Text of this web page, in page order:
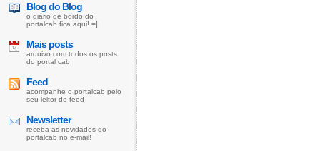
Blog do Blog
o diário de bordo do
portalcab fica aqui! =]
Mais posts
arquivo com todos os posts
do portal cab
Feed
acompanhe o portalcab pelo
seu leitor de feed
Newsletter
receba as novidades do
portalcab no e-mail!